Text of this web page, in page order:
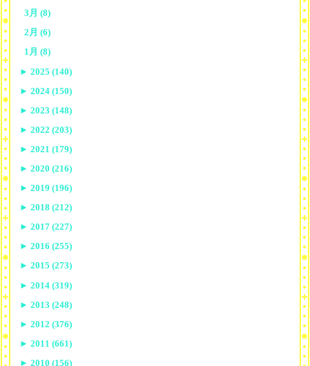
3月 (8)
2月 (6)
1月 (8)
► 2025 (140)
► 2024 (150)
► 2023 (148)
► 2022 (203)
► 2021 (179)
► 2020 (216)
► 2019 (196)
► 2018 (212)
► 2017 (227)
► 2016 (255)
► 2015 (273)
► 2014 (319)
► 2013 (248)
► 2012 (376)
► 2011 (661)
► 2010 (156)